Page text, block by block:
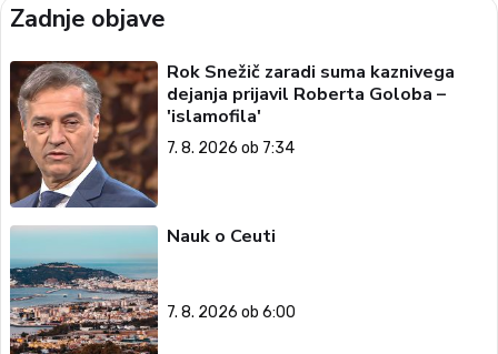
Zadnje objave
Rok Snežič zaradi suma kaznivega
dejanja prijavil Roberta Goloba –
'islamofila'
7. 8. 2026 ob 7:34
Nauk o Ceuti
7. 8. 2026 ob 6:00